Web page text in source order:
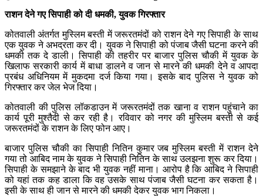
राशन देने गए सिपाही को दी धमकी, युवक गिरफ्तार
कोतवाली अंतर्गत मुस्लिम बस्ती में जरूरतमंदों को राशन देने गए सिपाही के साथ
एक युवक ने अभद्रता कर दी। युवक ने सिपाही को पंजाब जैसी घटना करने की
धमकी तक दे डाली। सिपाही की तहरीर पर बाजार पुलिस चौकी में युवक के
खिलाफ सरकारी कार्य में बाधा डालने व जान से मारने की धमकी देने व आपदा
प्रबंध अधिनियम में मुकदमा दर्ज किया गया। इसके बाद पुलिस ने युवक को
गिरफ्तार कर जेल भेज दिया।
कोतवाली की पुलिस लॉकडाउन में जरूरतमंदों तक खाना व राशन पहुंचाने का
कार्य पूरी मुश्तैदी से कर रही है। रविवार को नगर की मुस्लिम बस्ती से कई
जरूरतमंदों के राशन के लिए फोन आए।
बाजार पुलिस चौकी का सिपाही नितिन कुमार जब मुस्लिम बस्ती में राशन देने
गया तो आबिद नाम के युवक ने सिपाही नितिन के साथ उलझना शुरू कर दिया।
सिपाही के समझाने के बाद भी युवक नहीं माना। आरोप है कि आबिद ने सिपाही
को यहां तक कह डाला कि वह उसके साथ पंजाब जैसी घटना कर सकता है।
इसी के साथ ही जान से मारने की धमकी देकर युवक भाग निकला।